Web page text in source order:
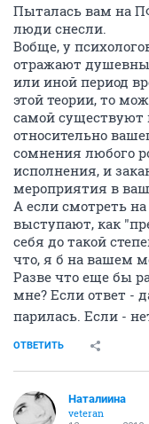
Пыталась вам на
люди снесли.
Вобще, у
отражают
или иной период
этой теории, то
самой существуют
относительно
сомнения любого
исполнения, и
мероприятия в
А если смотреть
выступают, как
себя до такой
что, я б на вашем
Разве что еще бы
мне? Если ответ -
парилась. Если -
ОТВЕТИТЬ
Наталиина
veteran